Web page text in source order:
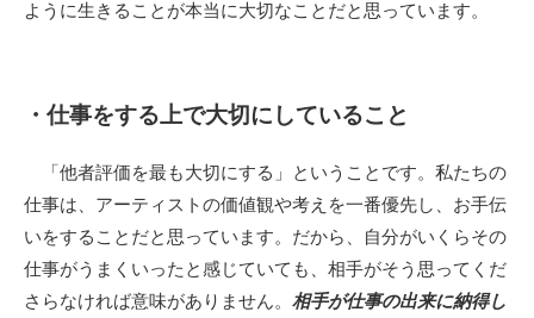
ように生きることが本当に大切なことだと思っています。
・仕事をする上で大切にしていること
「他者評価を最も大切にする」ということです。私たちの
仕事は、アーティストの価値観や考えを一番優先し、お手伝
いをすることだと思っています。だから、自分がいくらその
仕事がうまくいったと感じていても、相手がそう思ってくだ
さらなければ意味がありません。 相手が仕事の出来に納得し